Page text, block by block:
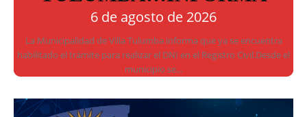
6 de agosto de 2026
La Municipalidad de Villa Tulumba informa que ya se encuentra
habilitado el trámite para realizar el DNI en el Registro Civil.Desde el
municipio se...